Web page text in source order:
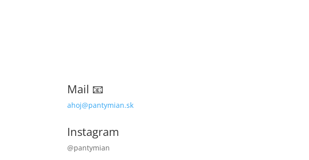
Mail 📧
ahoj@pantymian.sk
Instagram
@pantymian